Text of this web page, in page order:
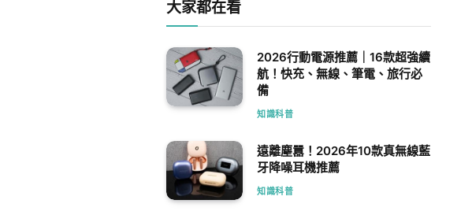
大家都在看
2026行動電源推薦｜16款超強續
航！快充、無線、筆電、旅行必
備
知識科普
遠離塵囂！2026年10款真無線藍
牙降噪耳機推薦
知識科普